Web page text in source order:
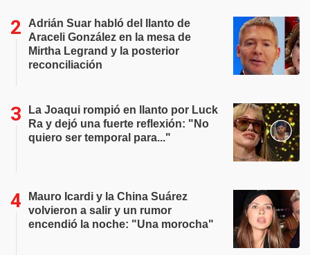
Adrián Suar habló del llanto de
Araceli González en la mesa de
Mirtha Legrand y la posterior
reconciliación
La Joaqui rompió en llanto por Luck
Ra y dejó una fuerte reflexión: "No
quiero ser temporal para..."
Mauro Icardi y la China Suárez
volvieron a salir y un rumor
encendió la noche: "Una morocha"